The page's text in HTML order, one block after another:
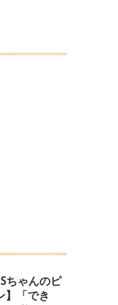
ちゃんのピ
】「でき